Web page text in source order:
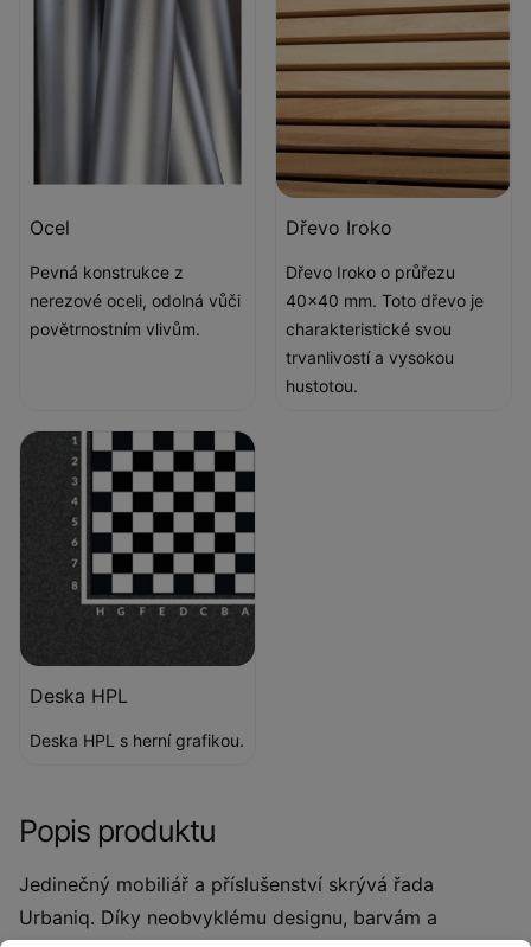
Ocel
Pevná konstrukce z
nerezové oceli, odolná vůči
povětrnostním vlivům.
Dřevo Iroko
Dřevo Iroko o průřezu
40x40 mm. Toto dřevo je
charakteristické svou
trvanlivostí a vysokou
hustotou.
Deska HPL
Deska HPL s herní grafikou.
Popis produktu
Jedinečný mobiliář a příslušenství skrývá řada
Urbaniq. Díky neobvyklému designu, barvám a